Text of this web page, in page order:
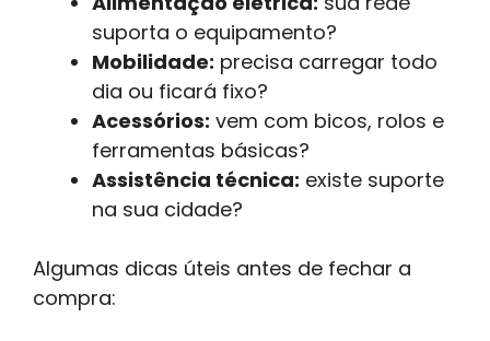
suporta o equipamento?
Mobilidade: precisa carregar todo
dia ou ficará fixo?
Acessórios: vem com bicos, rolos e
ferramentas básicas?
Assistência técnica: existe suporte
na sua cidade?
Algumas dicas úteis antes de fechar a
compra: